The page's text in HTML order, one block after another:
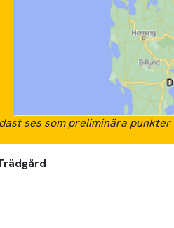
ses som preliminära punkter